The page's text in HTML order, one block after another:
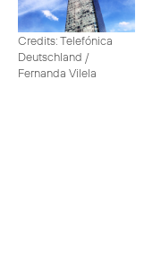
Credits: Telefónica
Deutschland /
Fernanda Vilela